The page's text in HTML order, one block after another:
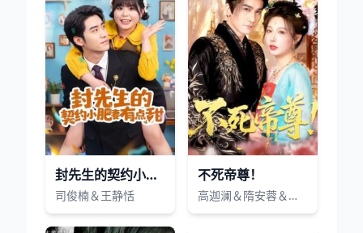
封先生的契约小肥妻有点甜
司俊楠＆王静恬
不死帝尊！
高迦澜＆隋安蓉＆曲永伟＆白露＆李千桥